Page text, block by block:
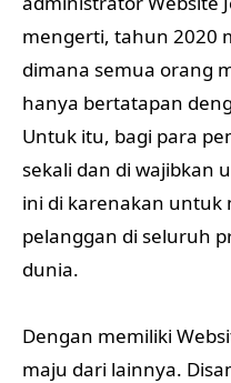
mengerti, tahun 2020
dimana semua orang
hanya bertatapan
Untuk itu, bagi para
sekali dan di wajibkan
ini di karenakan untuk
pelanggan di seluruh
dunia.
Dengan memiliki
maju dari lainnya.